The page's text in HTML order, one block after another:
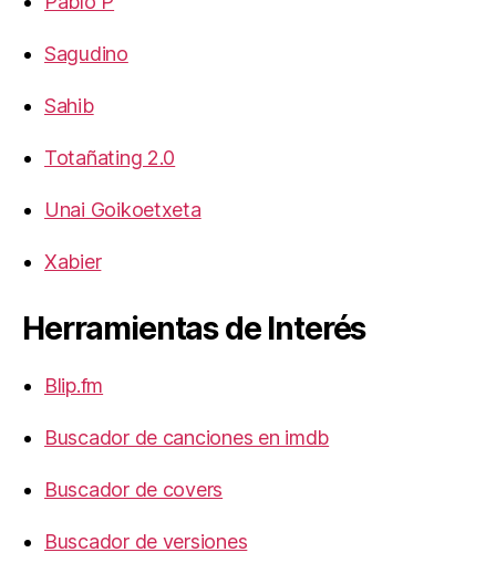
Sagudino
Sahib
Totañating 2.0
Unai Goikoetxeta
Xabier
Herramientas de Interés
Blip.fm
Buscador de canciones en imdb
Buscador de covers
Buscador de versiones